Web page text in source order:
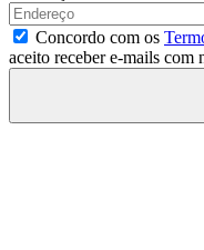
Concordo com os
aceito receber e-mails com